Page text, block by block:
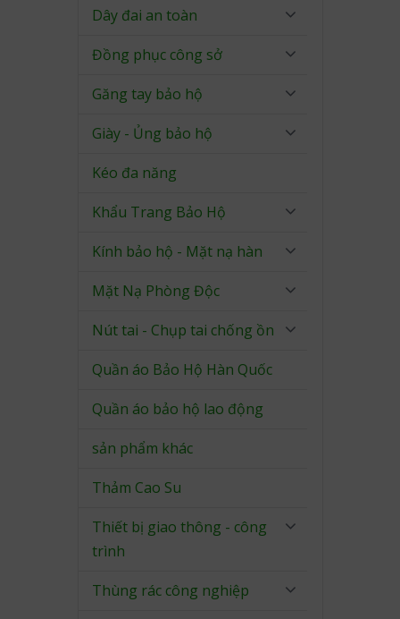
Dây đai an toàn
Đồng phục công sở
Găng tay bảo hộ
Giày - Ủng bảo hộ
Kéo đa năng
Khẩu Trang Bảo Hộ
Kính bảo hộ - Mặt nạ hàn
Mặt Nạ Phòng Độc
Nút tai - Chụp tai chống ồn
Quần áo Bảo Hộ Hàn Quốc
Quần áo bảo hộ lao động
sản phẩm khác
Thảm Cao Su
Thiết bị giao thông - công
trình
Thùng rác công nghiệp